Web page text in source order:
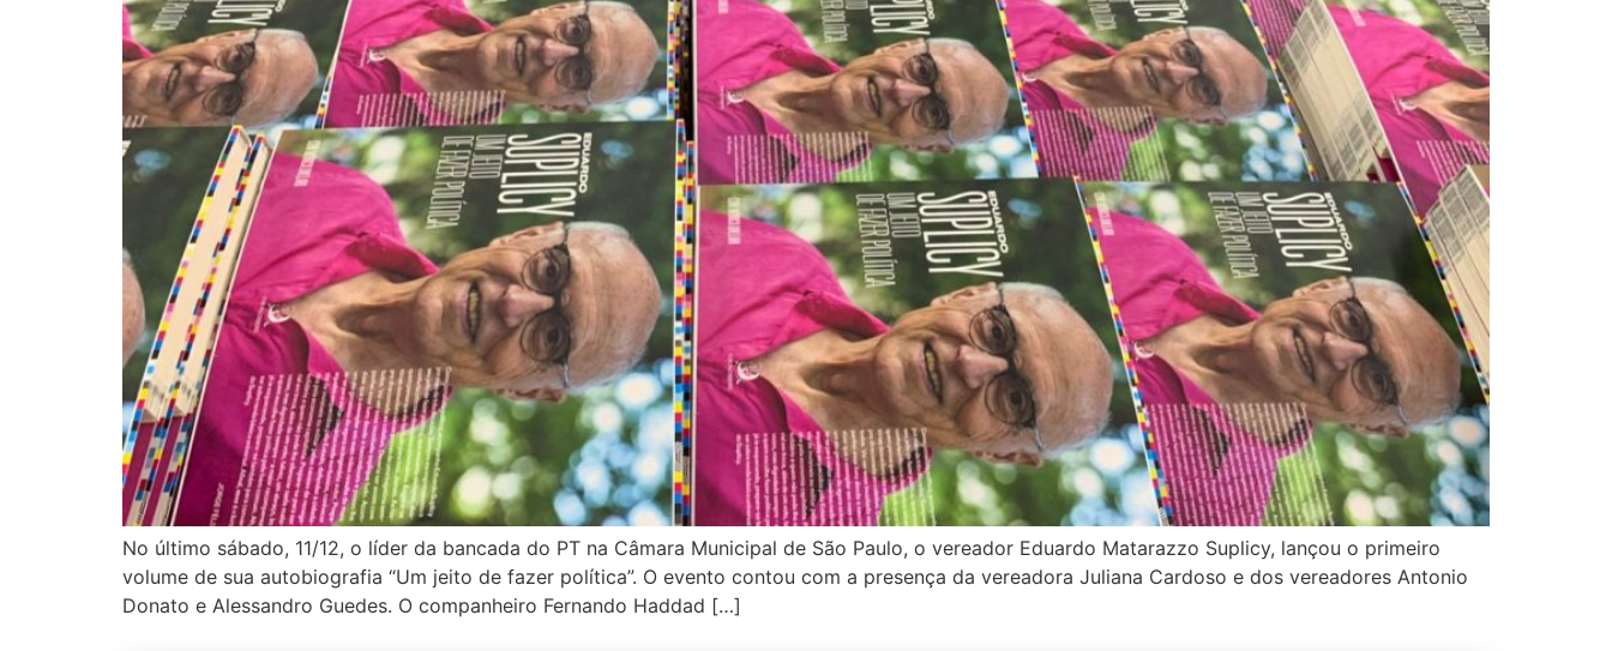
No último sábado, 11/12, o líder da bancada do PT na Câmara Municipal de São Paulo, o vereador Eduardo Matarazzo Suplicy, lançou o primeiro
volume de sua autobiografia “Um jeito de fazer política”. O evento contou com a presença da vereadora Juliana Cardoso e dos vereadores Antonio
Donato e Alessandro Guedes. O companheiro Fernando Haddad […]